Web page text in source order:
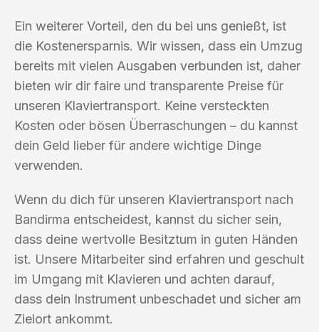
Ein weiterer Vorteil, den du bei uns genießt, ist
die Kostenersparnis. Wir wissen, dass ein Umzug
bereits mit vielen Ausgaben verbunden ist, daher
bieten wir dir faire und transparente Preise für
unseren Klaviertransport. Keine versteckten
Kosten oder bösen Überraschungen – du kannst
dein Geld lieber für andere wichtige Dinge
verwenden.
Wenn du dich für unseren Klaviertransport nach
Bandirma entscheidest, kannst du sicher sein,
dass deine wertvolle Besitztum in guten Händen
ist. Unsere Mitarbeiter sind erfahren und geschult
im Umgang mit Klavieren und achten darauf,
dass dein Instrument unbeschadet und sicher am
Zielort ankommt.